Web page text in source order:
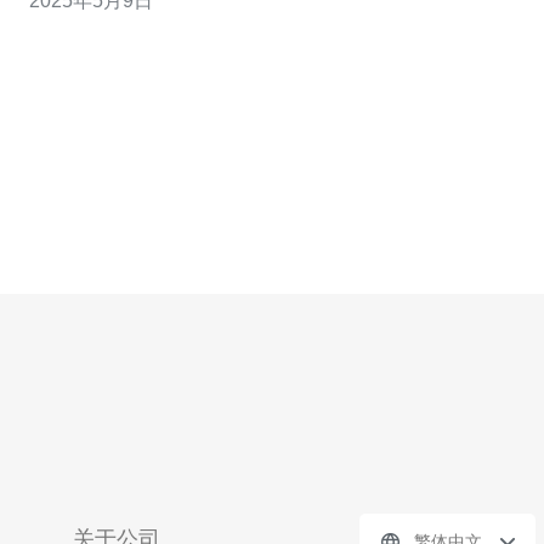
崇，是您的最佳网络安全选择。 香港作为国际金融中心，
关于公司